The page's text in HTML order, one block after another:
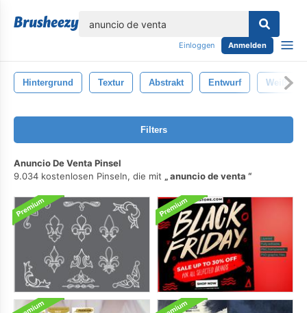
Einloggen Anmelden
Hintergrund Textur Abstrakt Entwurf Weiß
Filters
Anuncio De Venta Pinsel
9.034 kostenlosen Pinseln, die mit
anuncio de venta